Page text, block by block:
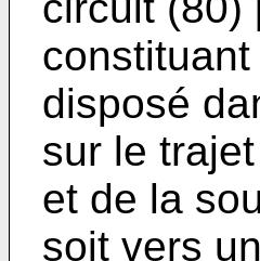
disposé
sur le
et de la
soit vers